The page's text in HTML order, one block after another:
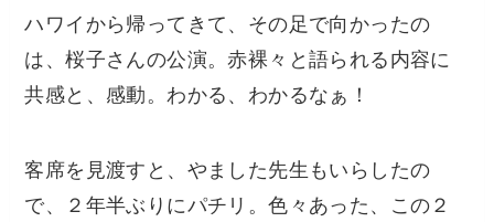
ハワイから帰ってきて、その足で向かったの
は、桜子さんの公演。赤裸々と語られる内容に
共感と、感動。わかる、わかるなぁ！
客席を見渡すと、やました先生もいらしたの
で、２年半ぶりにパチリ。色々あった、この２